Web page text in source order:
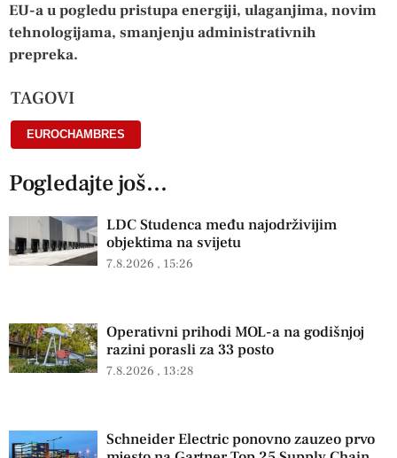
EU-a u pogledu pristupa energiji, ulaganjima, novim
tehnologijama, smanjenju administrativnih
prepreka.
TAGOVI
EUROCHAMBRES
Pogledajte još...
LDC Studenca među najodrživijim
objektima na svijetu
7.8.2026 15:26
Operativni prihodi MOL-a na godišnjoj
razini porasli za 33 posto
7.8.2026 13:28
Schneider Electric ponovno zauzeo prvo